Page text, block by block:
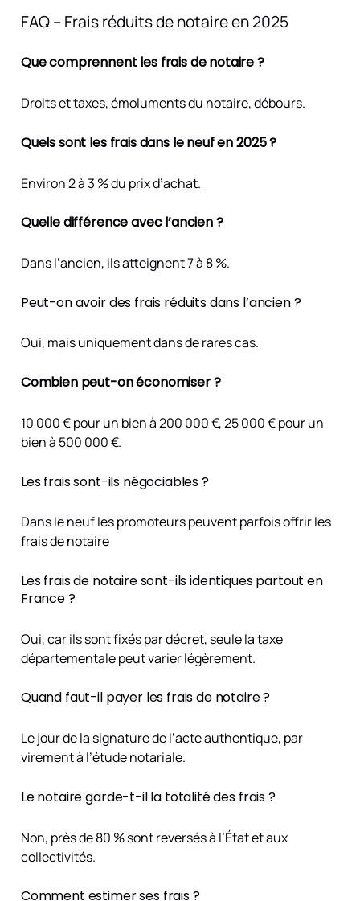
FAQ – Frais réduits de notaire en 2025
Que comprennent les frais de notaire ?
Droits et taxes, émoluments du notaire, débours.
Quels sont les frais dans le neuf en 2025 ?
Environ 2 à 3 % du prix d’achat.
Quelle différence avec l’ancien ?
Dans l’ancien, ils atteignent 7 à 8 %.
Peut-on avoir des frais réduits dans l’ancien ?
Oui, mais uniquement dans de rares cas.
Combien peut-on économiser ?
10 000 € pour un bien à 200 000 €, 25 000 € pour un
bien à 500 000 €.
Les frais sont-ils négociables ?
Dans le neuf les promoteurs peuvent parfois offrir les
frais de notaire
Les frais de notaire sont-ils identiques partout en
France ?
Oui, car ils sont fixés par décret, seule la taxe
départementale peut varier légèrement.
Quand faut-il payer les frais de notaire ?
Le jour de la signature de l’acte authentique, par
virement à l’étude notariale.
Le notaire garde-t-il la totalité des frais ?
Non, près de 80 % sont reversés à l’État et aux
collectivités.
Comment estimer ses frais ?